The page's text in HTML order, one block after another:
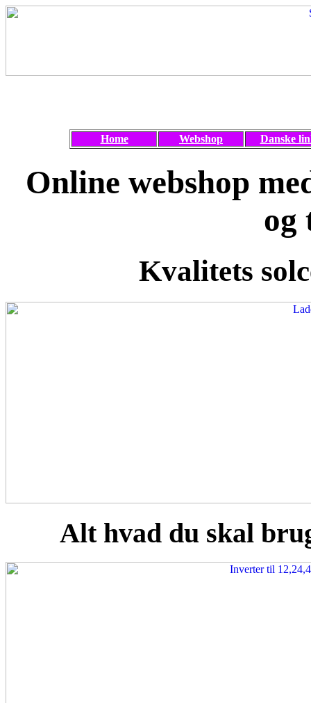
Home Webshop Danske
Online webshop
og
Kvalitets
Alt hvad du skal